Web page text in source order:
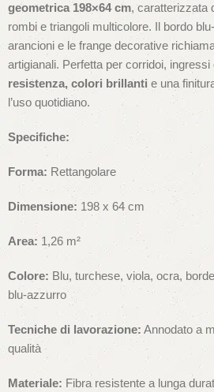
geometrica 198×64 cm, caratterizzata
rombi e triangoli multicolore. Il bordo
arancioni e le frange decorative
artigianali. Perfetta per corridoi,
resistenza, colori brillanti e una
l’uso quotidiano.
Specifiche:
Forma: Rettangolare
Dimensione: 198 x 64 cm
Area: 1,26 m²
Colore: Blu, turchese, viola, ocra,
blu-azzurro
Tecniche di lavorazione: Annodato a
qualità
Materiale: Fibra resistente a lunga